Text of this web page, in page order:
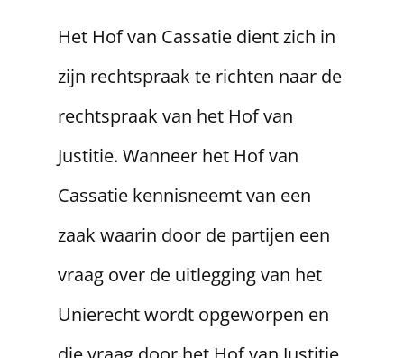
​Het Hof van Cassatie dient zich in
zijn rechtspraak te richten naar de
rechtspraak van het Hof van
Justitie. Wanneer het Hof van
Cassatie kennisneemt van een
zaak waarin door de partijen een
vraag over de uitlegging van het
Unierecht wordt opgeworpen en